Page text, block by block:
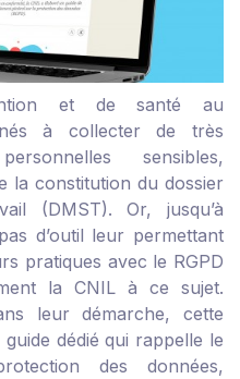
et de santé au
à collecter de très
sensibles,
la constitution du dossier
(DMST). Or, jusqu’à
d’outil leur permettant
pratiques avec le RGPD
la CNIL à ce sujet.
leur démarche, cette
dédié qui rappelle le
des données,